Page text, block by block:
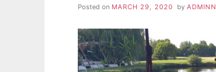
Posted on MARCH 29, 2020 by ADMINN